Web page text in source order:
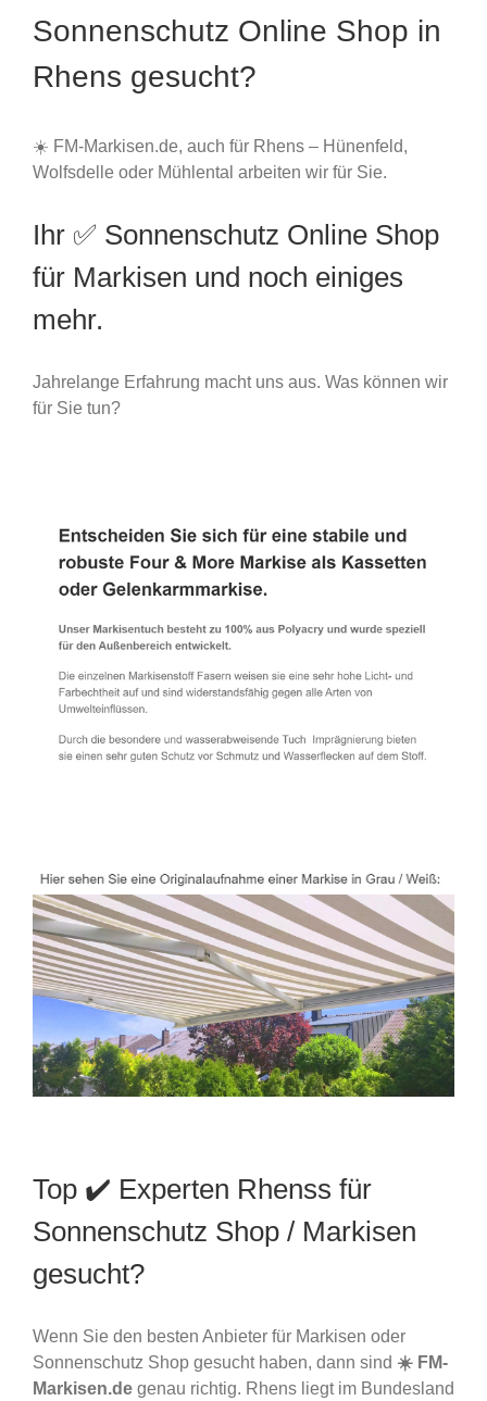
Sonnenschutz Online Shop in
Rhens gesucht?
☀️ FM-Markisen.de, auch für Rhens – Hünenfeld,
Wolfsdelle oder Mühlental arbeiten wir für Sie.
Ihr ✅ Sonnenschutz Online Shop
für Markisen und noch einiges
mehr.
Jahrelange Erfahrung macht uns aus. Was können wir
für Sie tun?
Top ✔️ Experten Rhenss für
Sonnenschutz Shop / Markisen
gesucht?
Wenn Sie den besten Anbieter für Markisen oder
Sonnenschutz Shop gesucht haben, dann sind ☀️ FM-
Markisen.de genau richtig. Rhens liegt im Bundesland